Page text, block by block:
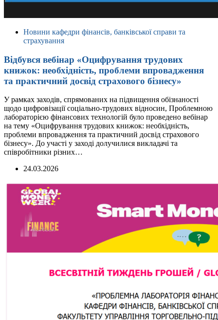
Новини кафедри фінансів, банківської справи та
страхування
Відбувся вебінар «Оцифрування трудових
книжок: необхідність, проблеми впровадження
та практичний досвід страхового бізнесу»
У рамках заходів, спрямованих на підвищення обізнаності
щодо цифровізації соціально-трудових відносин, Проблемною
лабораторією фінансових технологій було проведено вебінар
на тему «Оцифрування трудових книжок: необхідність,
проблеми впровадження та практичний досвід страхового
бізнесу». До участі у заході долучилися викладачі та
співробітники різних…
24.03.2026